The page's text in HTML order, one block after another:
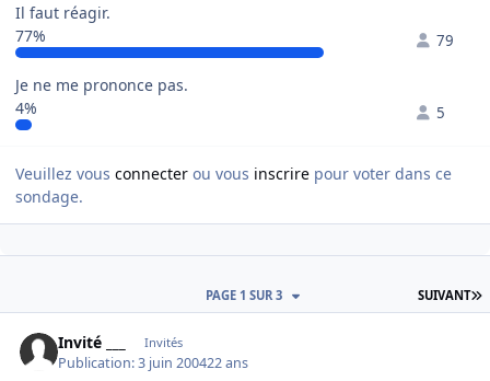
Il faut réagir.
77%
79
Je ne me prononce pas.
4%
5
Veuillez vous connecter ou vous inscrire pour voter dans ce
sondage.
SUIVANT
PAGE 1 SUR 3
Invité ___ Invités
Publication:3 juin 200422 ans